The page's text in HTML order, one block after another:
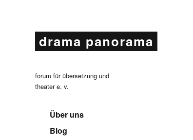
drama panorama
forum für übersetzung und
theater e. v.
Über uns
Blog